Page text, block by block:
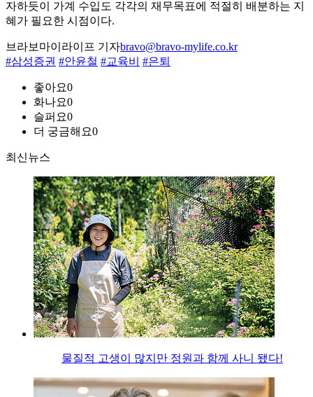
자하듯이 가계 수입도 각각의 재무목표에 적절히 배분하는 지
혜가 필요한 시점이다.
브라보마이라이프 기자bravo@bravo-mylife.co.kr
#삼성증권 #안윤철 #교육비 #은퇴
좋아요0
화나요0
슬퍼요0
더 궁금해요0
최신뉴스
물질적 고생이 많지만 정원과 함께 사니 됐다!